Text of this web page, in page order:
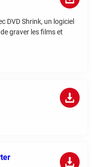
DVD Shrink, un logiciel
graver les films et